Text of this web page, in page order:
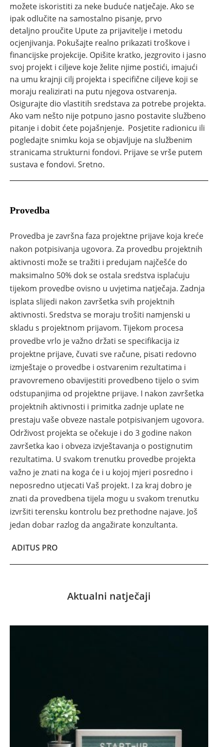
možete iskoristiti za neke buduće natječaje. Ako se
ipak odlučite na samostalno pisanje, prvo
detaljno proučite Upute za prijavitelje i metodu
ocjenjivanja. Pokušajte realno prikazati troškove i
financijske projekcije. Opišite kratko, jezgrovito i jasno
svoj projekt i ciljeve koje želite njime postići, imajući
na umu krajnji cilj projekta i specifične ciljeve koji se
moraju realizirati na putu njegova ostvarenja.
Osigurajte dio vlastitih sredstava za potrebe projekta.
Ako vam nešto nije potpuno jasno postavite službeno
pitanje i dobit ćete pojašnjenje. Posjetite radionicu ili
pogledajte snimku koja se objavljuje na službenim
stranicama strukturni fondovi. Prijave se vrše putem
sustava e fondovi. Sretno.
Provedba
Provedba je završna faza projektne prijave koja kreće
nakon potpisivanja ugovora. Za provedbu projektnih
aktivnosti može se tražiti i predujam najčešće do
maksimalno 50% dok se ostala sredstva isplaćuju
tijekom provedbe ovisno u uvjetima natječaja. Zadnja
isplata slijedi nakon završetka svih projektnih
aktivnosti. Sredstva se moraju trošiti namjenski u
skladu s projektnom prijavom. Tijekom procesa
provedbe vrlo je važno držati se specifikacija iz
projektne prijave, čuvati sve račune, pisati redovno
izmještaje o provedbe i ostvarenim rezultatima i
pravovremeno obavijestiti provedbeno tijelo o svim
odstupanjima od projektne prijave. I nakon završetka
projektnih aktivnosti i primitka zadnje uplate ne
prestaju vaše obveze nastale potpisivanjem ugovora.
Održivost projekta se očekuje i do 3 godine nakon
završetka kao i obveza izvještavanja o postignutim
rezultatima. U svakom trenutku provedbe projekta
važno je znati na koga će i u kojoj mjeri posredno i
neposredno utjecati Vaš projekt. I za kraj dobro je
znati da provedbena tijela mogu u svakom trenutku
izvršiti terensku kontrolu bez prethodne najave. Još
jedan dobar razlog da angažirate konzultanta.
ADITUS PRO
Aktualni natječaji